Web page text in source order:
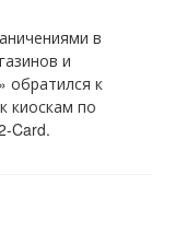
в
и
обратился к
киоскам по
Card.